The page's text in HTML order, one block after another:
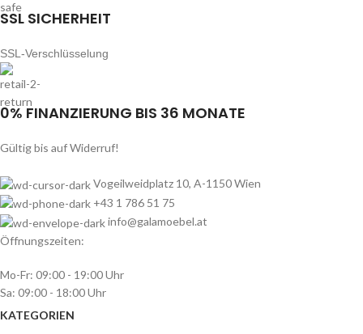
SSL SICHERHEIT
SSL-Verschlüsselung
0% FINANZIERUNG BIS 36 MONATE
Gültig bis auf Widerruf!
Vogeilweidplatz 10, A-1150 Wien
+43 1 786 51 75
info@galamoebel.at
Öffnungszeiten:
Mo-Fr: 09:00 - 19:00 Uhr
Sa: 09:00 - 18:00 Uhr
KATEGORIEN